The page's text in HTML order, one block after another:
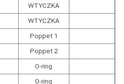
WTYCZKA
WTYCZKA
Poppet 1
Poppet 2
O-ring
O-ring